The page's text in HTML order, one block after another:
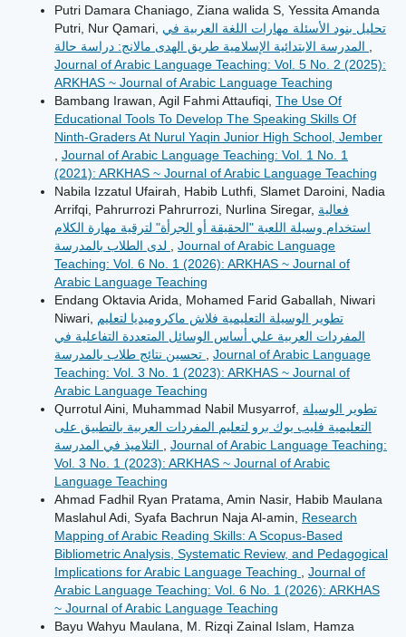
Putri Damara Chaniago, Ziana walida S, Yessita Amanda
Putri, Nur Qamari, تحليل بنود الأسئلة مهارات اللغة العربية في
Journal of Arabic Language Teaching: Vol. 5 No. 2 (2025):
ARKHAS ~ Journal of Arabic Language Teaching
Bambang Irawan, Agil Fahmi Attaufiqi, The Use Of
Educational Tools To Develop The Speaking Skills Of
Ninth-Graders At Nurul Yaqin Junior High School, Jember
Journal of Arabic Language Teaching: Vol. 1 No. 1
(2021): ARKHAS ~ Journal of Arabic Language Teaching
Nabila Izzatul Ufairah, Habib Luthfi, Slamet Daroini, Nadia
Arrifqi, Pahrurrozi Pahrurrozi, Nurlina Siregar, فعالية
استخدام وسيلة اللعبة "الحقيقة أو الجرأة" لترقية مهارة الكلام
Journal of Arabic Language
Teaching: Vol. 6 No. 1 (2026): ARKHAS ~ Journal of
Arabic Language Teaching
Endang Oktavia Arida, Mohamed Farid Gaballah, Niwari
Niwari,
تطوير الوسيلة التعليمية فلاش ماكروميديا لتعليم
المفردات العربية علي أساس الوسائل المتعددة التفاعلية في
تحسين نتائج طلاب بالمدرسة
Journal of Arabic Language
Teaching: Vol. 3 No. 1 (2023): ARKHAS ~ Journal of
Arabic Language Teaching
Qurrotul Aini, Muhammad Nabil Musyarrof, تطوير الوسيلة
التعليمية فليب بوك برو لتعليم المفردات العربية بالتطبيق على
Journal of Arabic Language Teaching:
Vol. 3 No. 1 (2023): ARKHAS ~ Journal of Arabic
Language Teaching
Ahmad Fadhil Ryan Pratama, Amin Nasir, Habib Maulana
Maslahul Adi, Syafa Bachrun Naja Al-amin, Research
Mapping of Arabic Reading Skills: A Scopus-Based
Bibliometric Analysis, Systematic Review, and Pedagogical
Implications for Arabic Language Teaching
Journal of
Arabic Language Teaching: Vol. 6 No. 1 (2026): ARKHAS
~ Journal of Arabic Language Teaching
Bayu Wahyu Maulana, M. Rizqi Zainal Islam, Hamza